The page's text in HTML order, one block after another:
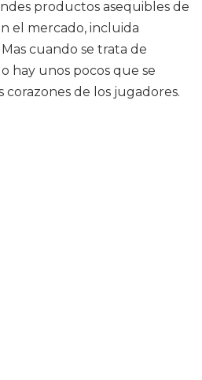
productos asequibles de
el mercado, incluida
cuando se trata de
hay unos pocos que se
de los jugadores.